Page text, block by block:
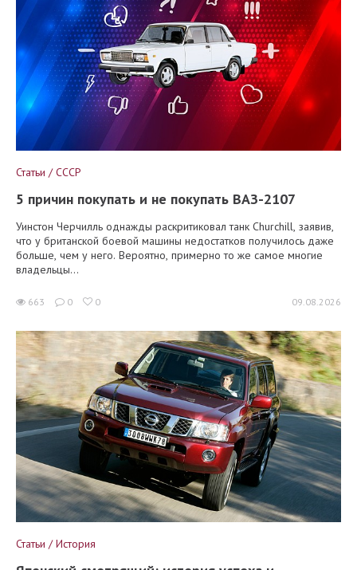
Статьи / СССР
5 причин покупать и не покупать ВАЗ-2107
Уинстон Черчилль однажды раскритиковал танк Churchill, заявив,
что у британской боевой машины недостатков получилось даже
больше, чем у него. Вероятно, примерно то же самое многие
владельцы...
663 0 0 09.08.2026
Статьи / История